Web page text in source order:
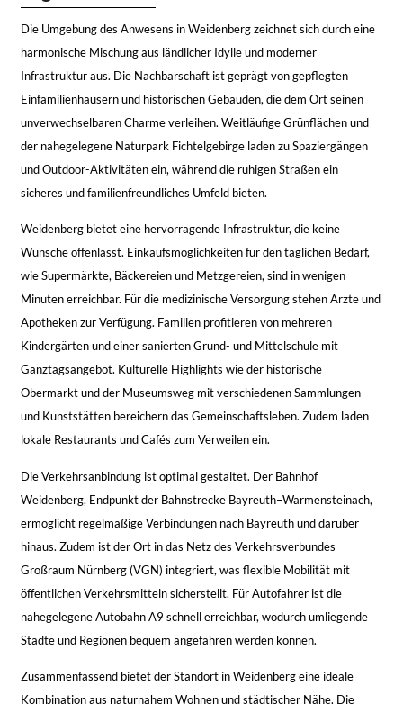
Die Umgebung des Anwesens in Weidenberg zeichnet sich durch eine
harmonische Mischung aus ländlicher Idylle und moderner
Infrastruktur aus. Die Nachbarschaft ist geprägt von gepflegten
Einfamilienhäusern und historischen Gebäuden, die dem Ort seinen
unverwechselbaren Charme verleihen. Weitläufige Grünflächen und
der nahegelegene Naturpark Fichtelgebirge laden zu Spaziergängen
und Outdoor-Aktivitäten ein, während die ruhigen Straßen ein
sicheres und familienfreundliches Umfeld bieten.
Weidenberg bietet eine hervorragende Infrastruktur, die keine
Wünsche offenlässt. Einkaufsmöglichkeiten für den täglichen Bedarf,
wie Supermärkte, Bäckereien und Metzgereien, sind in wenigen
Minuten erreichbar. Für die medizinische Versorgung stehen Ärzte und
Apotheken zur Verfügung. Familien profitieren von mehreren
Kindergärten und einer sanierten Grund- und Mittelschule mit
Ganztagsangebot. Kulturelle Highlights wie der historische
Obermarkt und der Museumsweg mit verschiedenen Sammlungen
und Kunststätten bereichern das Gemeinschaftsleben. Zudem laden
lokale Restaurants und Cafés zum Verweilen ein.
Die Verkehrsanbindung ist optimal gestaltet. Der Bahnhof
Weidenberg, Endpunkt der Bahnstrecke Bayreuth–Warmensteinach,
ermöglicht regelmäßige Verbindungen nach Bayreuth und darüber
hinaus. Zudem ist der Ort in das Netz des Verkehrsverbundes
Großraum Nürnberg (VGN) integriert, was flexible Mobilität mit
öffentlichen Verkehrsmitteln sicherstellt. Für Autofahrer ist die
nahegelegene Autobahn A9 schnell erreichbar, wodurch umliegende
Städte und Regionen bequem angefahren werden können.
Zusammenfassend bietet der Standort in Weidenberg eine ideale
Kombination aus naturnahem Wohnen und städtischer Nähe. Die